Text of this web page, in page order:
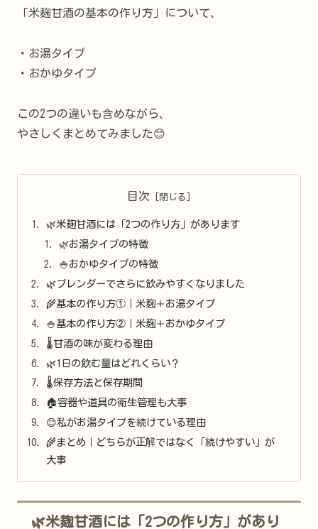
「米麹甘酒の基本の作り方」について、
・お湯タイプ
・おかゆタイプ
この2つの違いも含めながら、
やさしくまとめてみました😊
目次
🌿米麹甘酒には「2つの作り方」があります
🌿お湯タイプの特徴
🍚おかゆタイプの特徴
🌿ブレンダーでさらに飲みやすくなりました
🌾基本の作り方①｜米麹＋お湯タイプ
🍚基本の作り方②｜米麹＋おかゆタイプ
🌡甘酒の味が変わる理由
🌿1日の飲む量はどれくらい？
🌡保存方法と保存期間
🏠容器や道具の衛生管理も大事
😊私がお湯タイプを続けている理由
🌾まとめ｜どちらが正解ではなく「続けやすい」が
大事
🌿米麹甘酒には「2つの作り方」があり